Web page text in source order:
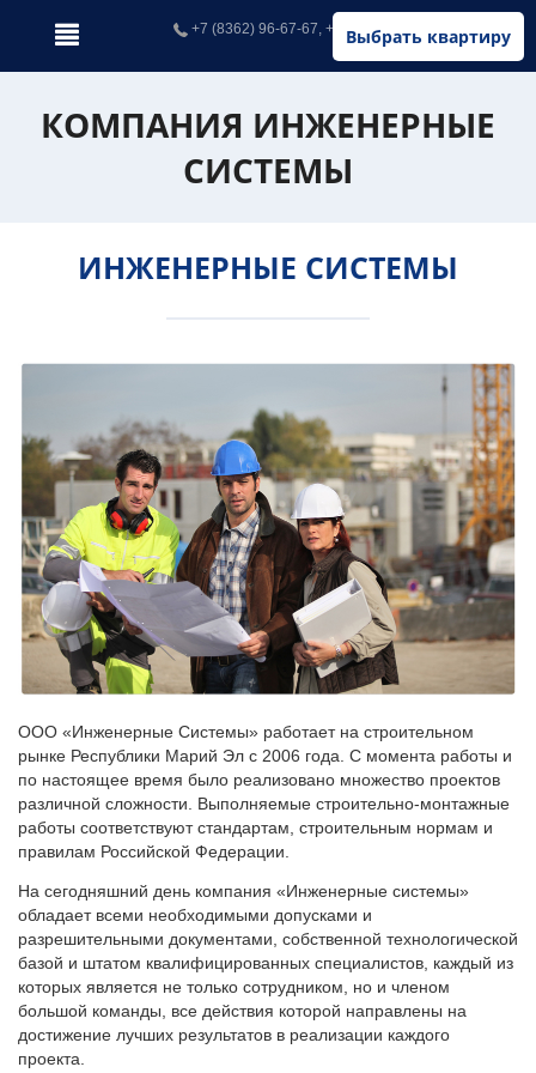
Выбрать квартиру
+7 (8362) 96-67-67, +7 (902) 326-67-67
КОМПАНИЯ ИНЖЕНЕРНЫЕ
СИСТЕМЫ
ИНЖЕНЕРНЫЕ СИСТЕМЫ
ООО «Инженерные Системы» работает на строительном
рынке Республики Марий Эл с 2006 года. С момента работы и
по настоящее время было реализовано множество проектов
различной сложности. Выполняемые строительно-монтажные
работы соответствуют стандартам, строительным нормам и
правилам Российской Федерации.
На сегодняшний день компания «Инженерные системы»
обладает всеми необходимыми допусками и
разрешительными документами, собственной технологической
базой и штатом квалифицированных специалистов, каждый из
которых является не только сотрудником, но и членом
большой команды, все действия которой направлены на
достижение лучших результатов в реализации каждого
проекта.